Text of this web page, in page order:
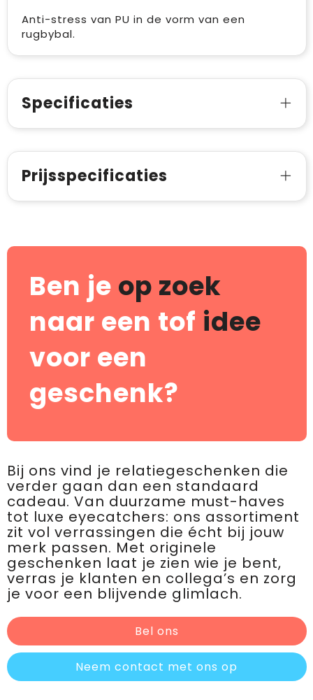
Anti-stress van PU in de vorm van een
rugbybal.
Specificaties
Prijsspecificaties
Ben je op zoek
naar een tof idee
voor een
geschenk?
Bij ons vind je relatiegeschenken die
verder gaan dan een standaard
cadeau. Van duurzame must-haves
tot luxe eyecatchers: ons assortiment
zit vol verrassingen die écht bij jouw
merk passen. Met originele
geschenken laat je zien wie je bent,
verras je klanten en collega’s en zorg
je voor een blijvende glimlach.
Bel ons
Neem contact met ons op